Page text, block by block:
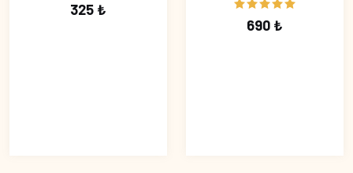
325 ₺
690 ₺